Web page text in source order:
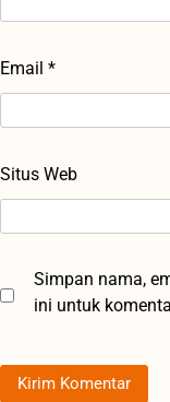
Email *
Situs Web
Simpan nama,
ini untuk